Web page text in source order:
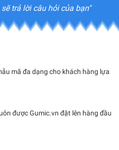
trả lời câu hỏi của bạn"
mã đa dạng cho khách hàng lựa
được Gumic.vn đặt lên hàng đầu